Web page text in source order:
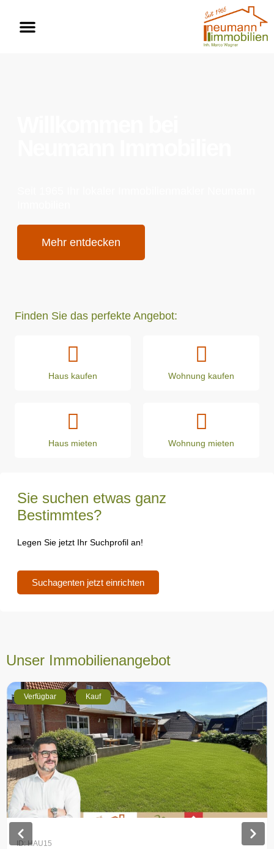
Mehr entdecken
Finden Sie das perfekte Angebot:
Haus kaufen Wohnung kaufen
Haus mieten Wohnung mieten
Sie suchen etwas ganz
Bestimmtes?
Legen Sie jetzt Ihr Suchprofil an!
Suchagenten jetzt einrichten
Unser Immobilienangebot
Verfügbar Kauf
ID: HAU15